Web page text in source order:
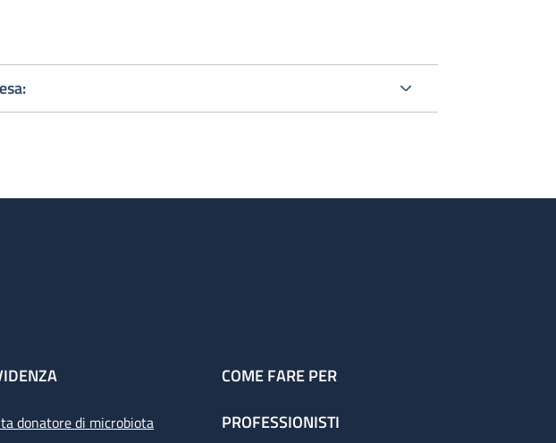
donatore di microbiota
COME FARE PER
PROFESSIONISTI